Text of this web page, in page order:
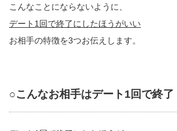
こんなことにならないように、
デート1回で終了にしたほうがいい
お相手の特徴を3つお伝えします。
○こんなお相手はデート1回で終了